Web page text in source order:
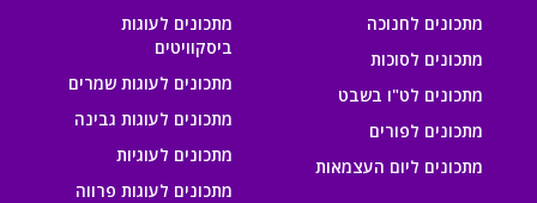
מתכונים לחנוכה
מתכונים לסוכות
מתכונים לט"ו בשבט
מתכונים לפורים
מתכונים ליום העצמאות
מתכונים לעוגות
ביסקוויטים
מתכונים לעוגות שמרים
מתכונים לעוגות גבינה
מתכונים לעוגיות
מתכונים לעוגות פרווה